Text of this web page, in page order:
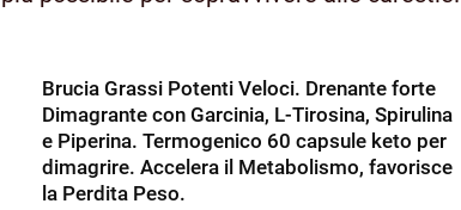
Brucia Grassi Potenti Veloci. Drenante forte
Dimagrante con Garcinia, L-Tirosina, Spirulina
e Piperina. Termogenico 60 capsule keto per
dimagrire. Accelera il Metabolismo, favorisce
la Perdita Peso.